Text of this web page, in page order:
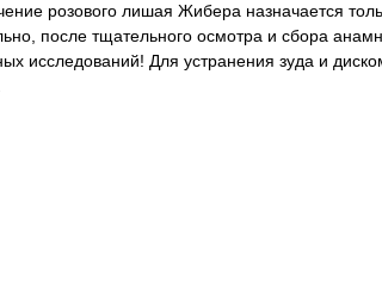
розового лишая Жибера назначается
после тщательного осмотра и сбора
исследований! Для устранения зуда и